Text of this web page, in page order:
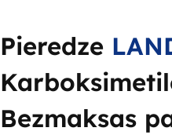
Pieredze
Bezmaksas